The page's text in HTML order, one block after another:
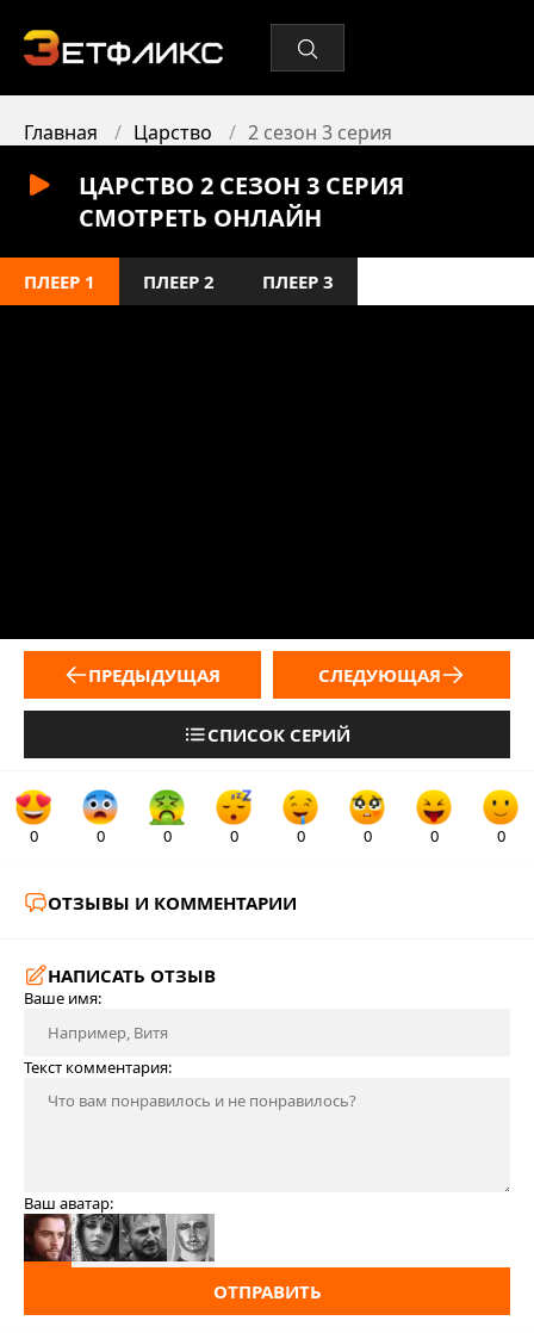
Главная Царство 2 сезон 3 серия
ЦАРСТВО 2 СЕЗОН 3 СЕРИЯ
СМОТРЕТЬ ОНЛАЙН
ПЛЕЕР 1 ПЛЕЕР 2 ПЛЕЕР 3
ПРЕДЫДУЩАЯ
СПИСОК СЕРИЙ
СЛЕДУЮЩАЯ
0 0 0 0 0 0 0 0
ОТЗЫВЫ И КОММЕНТАРИИ
НАПИСАТЬ ОТЗЫВ
Ваше имя:
Текст комментария:
Ваш аватар:
ОТПРАВИТЬ